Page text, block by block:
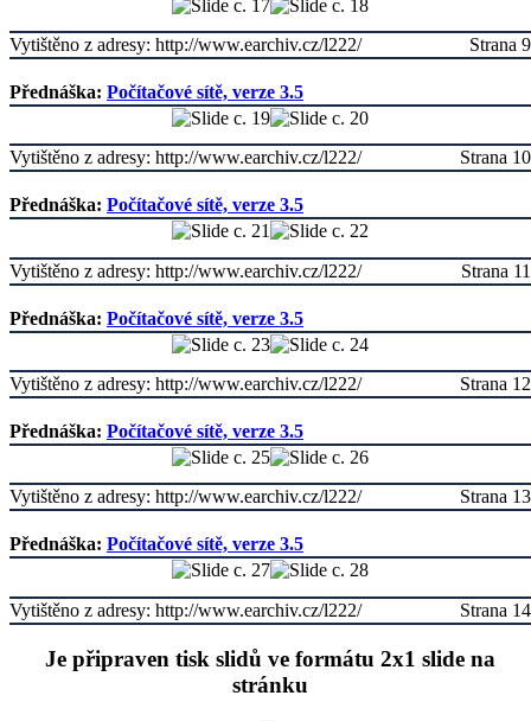
Strana 9
Vytištěno z adresy: http://www.earchiv.cz/l222/
Přednáška: Počítačové sítě, verze 3.5
Strana 10
Vytištěno z adresy: http://www.earchiv.cz/l222/
Přednáška: Počítačové sítě, verze 3.5
Strana 11
Vytištěno z adresy: http://www.earchiv.cz/l222/
Přednáška: Počítačové sítě, verze 3.5
Strana 12
Vytištěno z adresy: http://www.earchiv.cz/l222/
Přednáška: Počítačové sítě, verze 3.5
Strana 13
Vytištěno z adresy: http://www.earchiv.cz/l222/
Přednáška: Počítačové sítě, verze 3.5
Strana 14
Vytištěno z adresy: http://www.earchiv.cz/l222/
Je připraven tisk slidů ve formátu 2x1 slide na
stránku